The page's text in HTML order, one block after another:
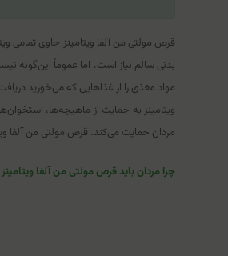
قرص مولتی من آلفا ویتامینز حاوی تمامی
بدنی سالم نیاز است، اما عموماً این‌گونه
مواد مغذی را از غذاهایی که می‌خورید
ویتامینز به حمایت از ماهیچه‌ها،
مردان حمایت می‌کند. قرص مولتی من آلفا
چرا مردان باید قرص مولتی من آلفا